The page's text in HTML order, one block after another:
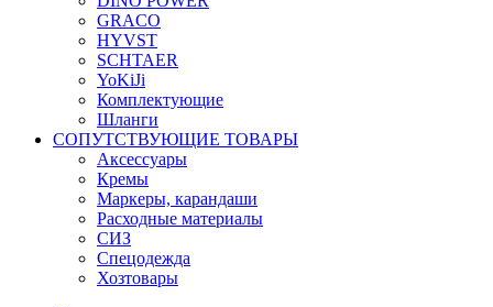
GRACO
HYVST
SCHTAER
YoKiJi
Комплектующие
Шланги
СОПУТСТВУЮЩИЕ ТОВАРЫ
Аксессуары
Кремы
Маркеры, карандаши
Расходные материалы
СИЗ
Спецодежда
Хозтовары